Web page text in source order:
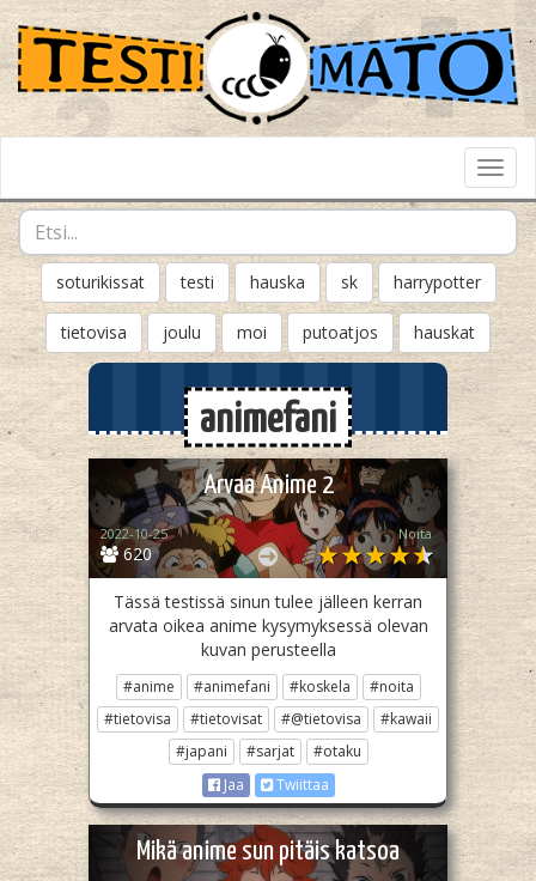
soturikissat testi hauska sk harrypotter
tietovisa joulu moi putoatjos hauskat
animefani
Arvaa Anime 2
620
2022-10-25 Noita
Tässä testissä sinun tulee jälleen kerran
arvata oikea anime kysymyksessä olevan
kuvan perusteella
#anime #animefani #koskela
#noita
#tietovisa
#tietovisat #@tietovisa
#kawaii
#japani
#sarjat
#otaku
Jaa
Twiittaa
Mikä anime sun pitäis katsoa